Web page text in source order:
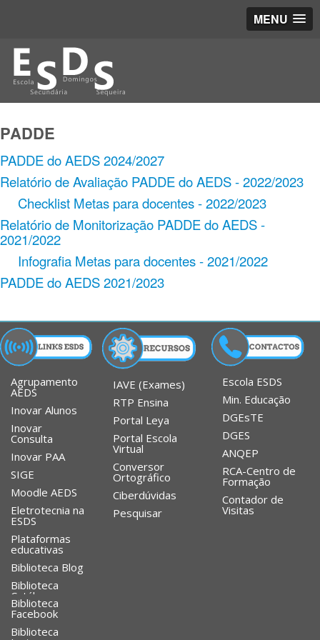
MENU
PADDE
PADDE do AEDS 2024/2027
Relatório de Avaliação PADDE do AEDS - 2022/2023
Checklist Metas para docentes - 2022/2023
Relatório de Monitorização PADDE do AEDS -
2021/2022
Infografia Metas para docentes - 2021/2022
PADDE do AEDS 2021/2023
Agrupamento
AEDS
Inovar Alunos
Inovar
Consulta
Inovar PAA
SIGE
Moodle AEDS
Eletrotecnia na
ESDS
Plataformas
educativas
Biblioteca Blog
Biblioteca
Catálogo
Biblioteca
Facebook
Biblioteca
IAVE (Exames)
RTP Ensina
Portal Leya
Portal Escola
Virtual
Conversor
Ortográfico
Ciberdúvidas
Pesquisar
Escola ESDS
Min. Educação
DGEsTE
DGES
ANQEP
RCA-Centro de
Formação
Contador de
Visitas